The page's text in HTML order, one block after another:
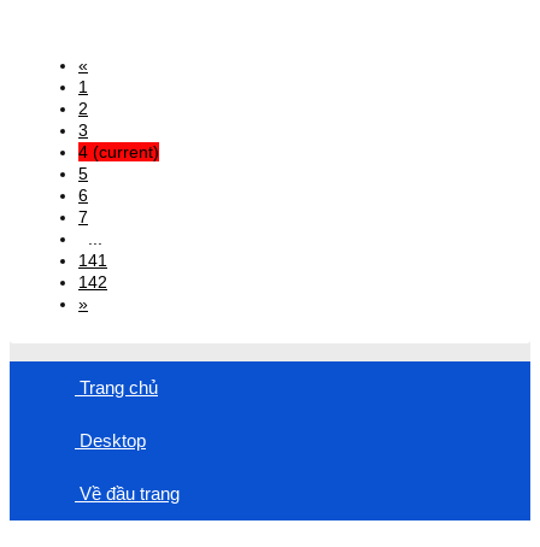
«
1
2
3
4 (current)
5
6
7
141
142
»
Trang chủ
Desktop
Về đầu trang